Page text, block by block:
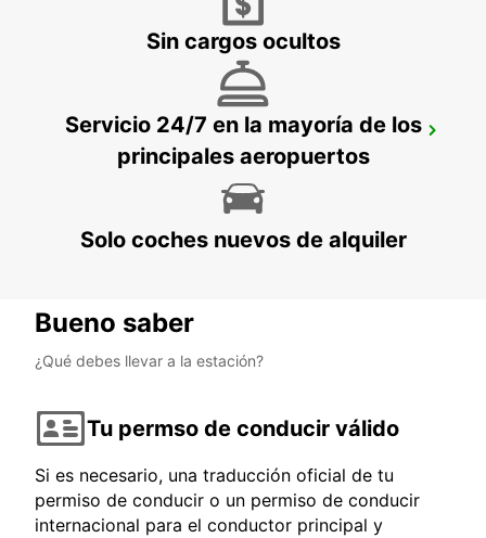
RASTATT
RASTATT - GERMANY
Sin cargos ocultos
Servicio 24/7 en la mayoría de los
principales aeropuertos
Solo coches nuevos de alquiler
Bueno saber
¿Qué debes llevar a la estación?
Tu permso de conducir válido
Si es necesario, una traducción oficial de tu
permiso de conducir o un permiso de conducir
internacional para el conductor principal y